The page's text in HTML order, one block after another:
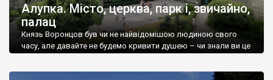
Алупка. Місто, церква, парк і, звичайно,
палац
Князь Воронцов був чи не найвідомішою людиною свого
часу, але давайте не будемо кривити душею – чи знали ви це